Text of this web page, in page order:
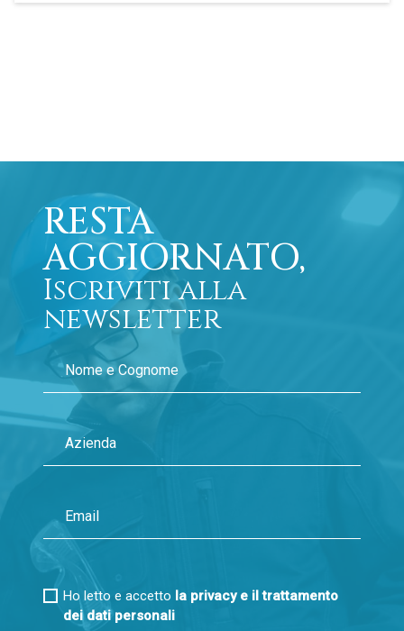
RESTA
AGGIORNATO,
Iscriviti alla
newsletter
Ho letto e accetto la privacy e il trattamento
dei dati personali